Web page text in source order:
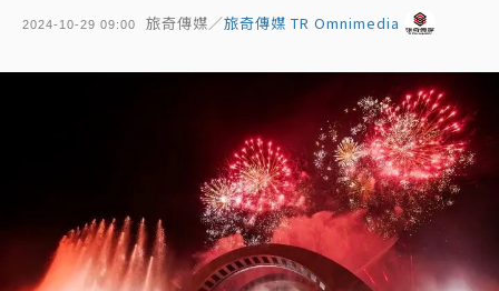
2024-10-29 09:00 旅奇傳媒／旅奇傳媒 TR Omnimedia